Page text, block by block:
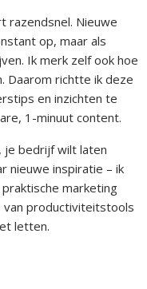
razendsnel. Nieuwe
op, maar als
Ik merk zelf ook hoe
Daarom richtte ik deze
en inzichten te
1-minuut content.
je bedrijf wilt laten
nieuwe inspiratie – ik
marketing
productiviteitstools
letten.